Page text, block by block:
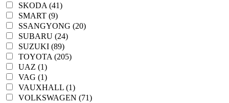
SKODA (41)
SMART (9)
SSANGYONG (20)
SUBARU (24)
SUZUKI (89)
TOYOTA (205)
UAZ (1)
VAG (1)
VAUXHALL (1)
VOLKSWAGEN (71)